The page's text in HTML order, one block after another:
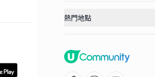
熱門地點